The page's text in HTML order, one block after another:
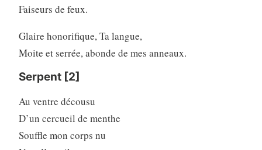
Faiseurs de feux.
Glaire honorifique, Ta langue,
Moite et serrée, abonde de mes anneaux.
Serpent [2]
Au ventre décousu
D’un cercueil de menthe
Souffle mon corps nu